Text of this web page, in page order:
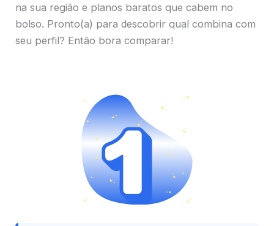
na sua região e planos baratos que cabem no
bolso. Pronto(a) para descobrir qual combina com
seu perfil? Então bora comparar!